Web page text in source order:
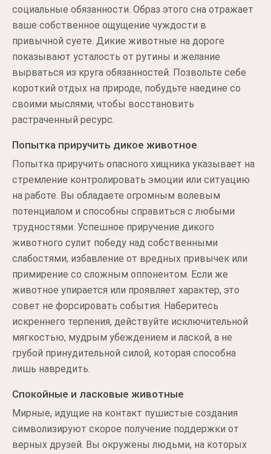
социальные обязанности. Образ этого сна отражает
ваше собственное ощущение чуждости в
привычной суете. Дикие животные на дороге
показывают усталость от рутины и желание
вырваться из круга обязанностей. Позвольте себе
короткий отдых на природе, побудьте наедине со
своими мыслями, чтобы восстановить
растраченный ресурс.
Попытка приручить дикое животное
Попытка приручить опасного хищника указывает на
стремление контролировать эмоции или ситуацию
на работе. Вы обладаете огромным волевым
потенциалом и способны справиться с любыми
трудностями. Успешное приручение дикого
животного сулит победу над собственными
слабостями, избавление от вредных привычек или
примирение со сложным оппонентом. Если же
животное упирается или проявляет характер, это
совет не форсировать события. Наберитесь
искреннего терпения, действуйте исключительной
мягкостью, мудрым убеждением и лаской, а не
грубой принудительной силой, которая способна
лишь навредить.
Спокойные и ласковые животные
Мирные, идущие на контакт пушистые создания
символизируют скорое получение поддержки от
верных друзей. Вы окружены людьми, на которых